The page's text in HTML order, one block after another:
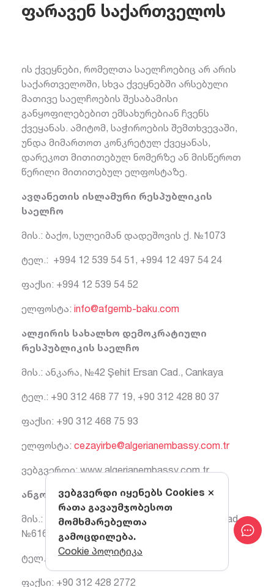
ფარავენ საქართველოს
ის ქვეყნები, რომელთა საელჩოებიც არ არის
საქართველოში, სხვა ქვეყნებში არსებული
მათივე საელჩოების შესაბამისი
განყოფილებებით ემსახურებიან ჩვენს
ქვეყანას. ამიტომ, საჭიროების შემთხვევაში,
უნდა მიმართოთ კონკრეტულ ქვეყანას,
დარეკოთ მითითებულ ნომერზე ან მისწეროთ
წერილი მითითებულ ელფოსტაზე.
ავღანეთის ისლამური რესპუბლიკის
საელჩო
მის.: ბაქო, სულეიმან დადეშოვის ქ. №1073
ტელ.: +994 12 539 54 51, +994 12 497 54 24
ფაქსი: +994 12 539 54 52
ელფოსტა: info@afgemb-baku.com
ალჟირის სახალხო დემოკრატიული
რესპუბლიკის საელჩო
მის.: ანკარა, №42 Şehit Ersan Cad., Cankaya
ტელ.: +90 312 468 77 19, +90 312 428 80 37
ფაქსი: +90 312 468 75 93
ელფოსტა: cezayirbe@algerianembassy.com.tr
ვებგვერდი: www.algerianembassy.com.tr
ანგოლის რესპუბლიკის საელჩო
მის.: ანკარა, İlkbahar Mahallesi, Galip Erdem cad.
№616
ტელ.: +90 312 4282770, +90 312 4282771
ფაქსი: +90 312 428 2772
ვებგვერდი იყენებს Cookies
რათა გავაუმჯობესოთ
მომხმარებელთა
გამოცდილება.
Cookie პოლიტიკა